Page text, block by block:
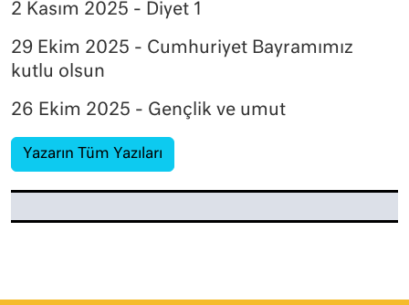
2 Kasım 2025 - Diyet 1
29 Ekim 2025 - Cumhuriyet Bayramımız
kutlu olsun
26 Ekim 2025 - Gençlik ve umut
Yazarın Tüm Yazıları